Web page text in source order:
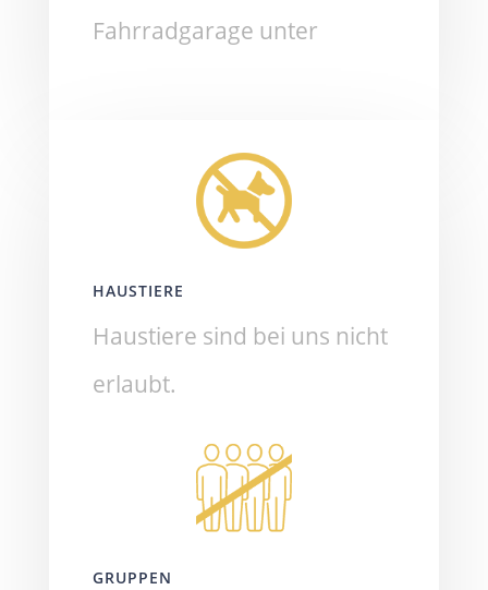
Fahrradgarage unter
HAUSTIERE
Haustiere sind bei uns nicht
erlaubt.
GRUPPEN